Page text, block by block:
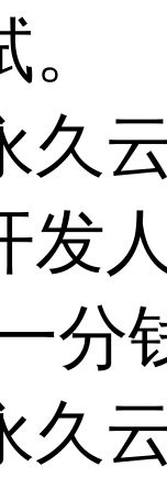
发
分